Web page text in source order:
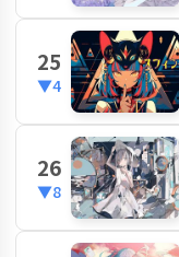
25
▼4
26
▼8